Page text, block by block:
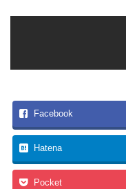
Facebook
Hatena
Pocket